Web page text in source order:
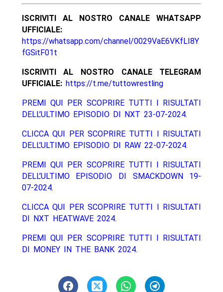
ISCRIVITI AL NOSTRO CANALE WHATSAPP
UFFICIALE:
https://whatsapp.com/channel/0029VaE6VKfLI8Y
fGSitF01t
ISCRIVITI AL NOSTRO CANALE TELEGRAM
UFFICIALE: https://t.me/tuttowrestling
PREMI QUI PER SCOPRIRE TUTTI I RISULTATI
DELL’ULTIMO EPISODIO DI NXT 23-07-2024.
CLICCA QUI PER SCOPRIRE TUTTI I RISULTATI
DELL’ULTIMO EPISODIO DI RAW 22-07-2024.
PREMI QUI PER SCOPRIRE TUTTI I RISULTATI
DELL’ULTIMO EPISODIO DI SMACKDOWN 19-
07-2024.
CLICCA QUI PER SCOPRIRE TUTTI I RISULTATI
DI NXT HEATWAVE 2024.
PREMI QUI PER SCOPRIRE TUTTI I RISULTATI
DI MONEY IN THE BANK 2024.